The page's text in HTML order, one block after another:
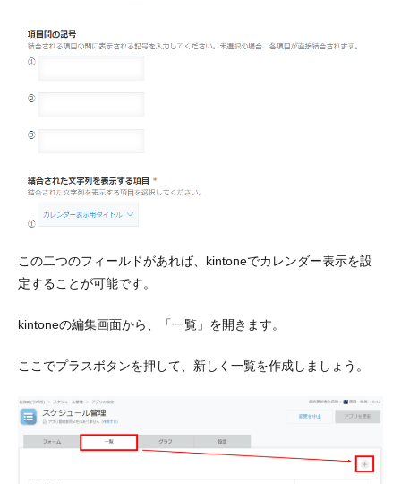
この二つのフィールドがあれば、kintoneでカレンダー表示を設
定することが可能です。
kintoneの編集画面から、「一覧」を開きます。
ここでプラスボタンを押して、新しく一覧を作成しましょう。